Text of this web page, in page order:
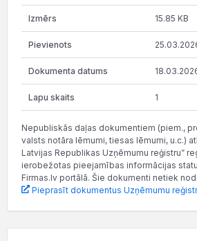
15.85 KB
1
Nepubliskās daļas dokumentiem (piem.,
valsts notāra lēmumi, tiesas lēmumi, u.c.)
Latvijas Republikas Uzņēmumu reģistru”
ierobežotas pieejamības informācijas
Firmas.lv portālā. Šie dokumenti netiek
Pieprasīt dokumentus Uzņēmumu